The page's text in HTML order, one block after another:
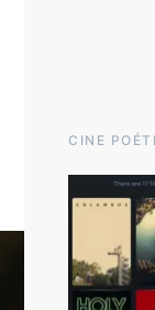
CINE